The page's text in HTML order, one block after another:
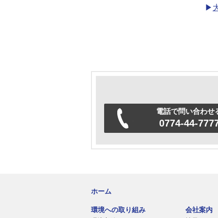
▶
電話で問い合わせ
0774-44-
ホーム
環境への取り組み 会社案内